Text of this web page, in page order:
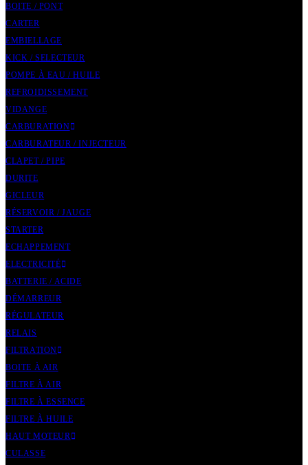
BOITE / PONT
CARTER
EMBIELLAGE
KICK / SELECTEUR
POMPE À EAU / HUILE
REFROIDISSEMENT
VIDANGE
CARBURATION
CARBURATEUR / INJECTEUR
CLAPET / PIPE
DURITE
GICLEUR
RÉSERVOIR / JAUGE
STARTER
ECHAPPEMENT
ELECTRICITÉ
BATTERIE / ACIDE
DÉMARREUR
RÉGULATEUR
RELAIS
FILTRATION
BOITE À AIR
FILTRE À AIR
FILTRE À ESSENCE
FILTRE À HUILE
HAUT MOTEUR
CULASSE